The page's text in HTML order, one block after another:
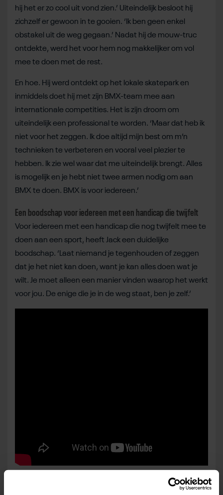
hij het er zo cool uit vond zien.’ Uiteindelijk besloot hij
zichzelf er gewoon in te gooien. ‘Ik ben geen enkel
obstakel uit de weg gegaan.’ Nadat hij de mouw-truc
ontdekte, werd het voor hem nog makkelijker om vol
mee te doen met de rest.
En hoe. Hij werd ontdekt op het lokale skatepark en
inmiddels doet hij met zijn BMX-team mee aan
internationale competities. Het is zijn droom om
uiteindelijk een professional te worden. ‘Maar dat heb ik
niet voor het zeggen. Ik doe altijd mijn best om m’n
technieken te verbeteren en vooral veel plezier te
hebben. Ik zie wel waar dat me uiteindelijk brengt. Alles
is mogelijk en je hebt niet twee armen nodig om aan
BMX te doen. BMX is voor iedereen.’
Een boodschap voor iedereen met een handicap die twijfelt
Voor iedereen met een handicap die nog twijfelt mee te
doen aan een sport, heeft Jack een duidelijke
boodschap. ‘Laat niemand je tegenhouden of zeggen
dat je het niet kan doen, want je kan alles doen wat je
wilt. Je moet alleen een manier vinden waarop het werkt
voor jou. De enige die je in de weg staat, ben je zelf.’